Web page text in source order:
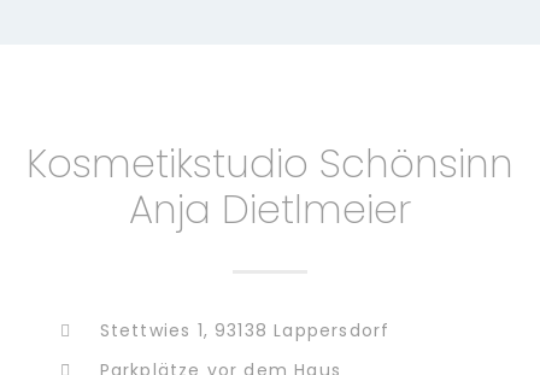
Kosmetikstudio Schönsinn
Anja Dietlmeier
Stettwies 1, 93138 Lappersdorf